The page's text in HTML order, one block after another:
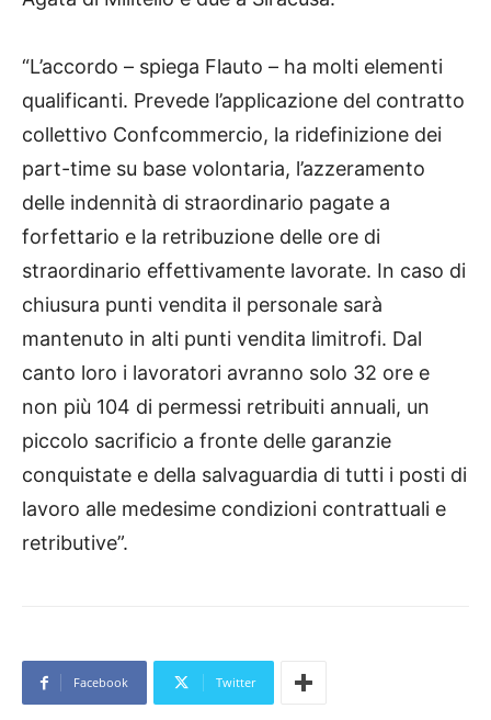
“L’accordo – spiega Flauto – ha molti elementi
qualificanti. Prevede l’applicazione del contratto
collettivo Confcommercio, la ridefinizione dei
part-time su base volontaria, l’azzeramento
delle indennità di straordinario pagate a
forfettario e la retribuzione delle ore di
straordinario effettivamente lavorate. In caso di
chiusura punti vendita il personale sarà
mantenuto in alti punti vendita limitrofi. Dal
canto loro i lavoratori avranno solo 32 ore e
non più 104 di permessi retribuiti annuali, un
piccolo sacrificio a fronte delle garanzie
conquistate e della salvaguardia di tutti i posti di
lavoro alle medesime condizioni contrattuali e
retributive”.
Facebook Twitter